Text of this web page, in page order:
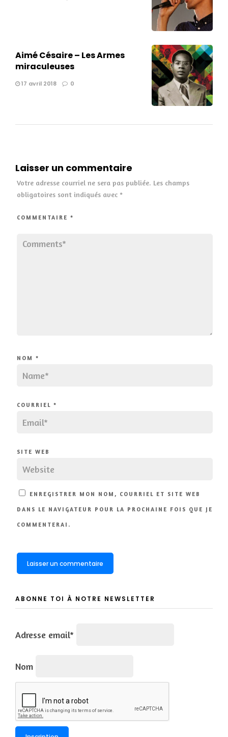
Aimé Césaire – Les Armes
miraculeuses
17 avril 2018 0
Laisser un commentaire
Votre adresse courriel ne sera pas publiée. Les champs
obligatoires sont indiqués avec *
COMMENTAIRE *
NOM *
COURRIEL *
SITE WEB
ENREGISTRER MON NOM, COURRIEL ET SITE WEB
DANS LE NAVIGATEUR POUR LA PROCHAINE FOIS QUE JE
COMMENTERAI.
ABONNE TOI À NOTRE NEWSLETTER
Adresse email*
Nom